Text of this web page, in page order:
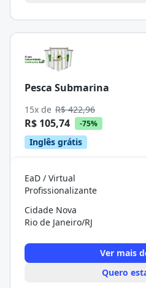
Pesca Submarina
15x de R$ 422,96
R$ 105,74 -75%
Inglês grátis
EaD / Virtual
Profissionalizante
Cidade Nova
Rio de Janeiro/RJ
Ver mais
Quero